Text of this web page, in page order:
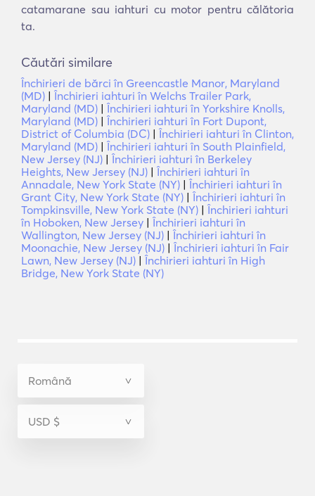
catamarane sau iahturi cu motor pentru călătoria
ta.
Căutări similare
Închirieri de bărci în Greencastle Manor, Maryland
(MD) | Închirieri iahturi în Welchs Trailer Park,
Maryland (MD) | Închirieri iahturi în Yorkshire Knolls,
Maryland (MD) | Închirieri iahturi în Fort Dupont,
District of Columbia (DC) | Închirieri iahturi în Clinton,
Maryland (MD) | Închirieri iahturi în South Plainfield,
New Jersey (NJ) | Închirieri iahturi în Berkeley
Heights, New Jersey (NJ) | Închirieri iahturi în
Annadale, New York State (NY) | Închirieri iahturi în
Grant City, New York State (NY) | Închirieri iahturi în
Tompkinsville, New York State (NY) | Închirieri iahturi
în Hoboken, New Jersey | Închirieri iahturi în
Wallington, New Jersey (NJ) | Închirieri iahturi în
Moonachie, New Jersey (NJ) | Închirieri iahturi în Fair
Lawn, New Jersey (NJ) | Închirieri iahturi în High
Bridge, New York State (NY)